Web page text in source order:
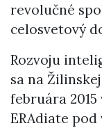
revolučné
celosvetový
Rozvoju
sa na
februára
ERAdiate